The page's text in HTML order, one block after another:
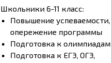
Школьники 6-11 класс:
Повышение успеваемости,
опережение программы
Подготовка к олимпиадам
Подготовка к ЕГЭ, ОГЭ,